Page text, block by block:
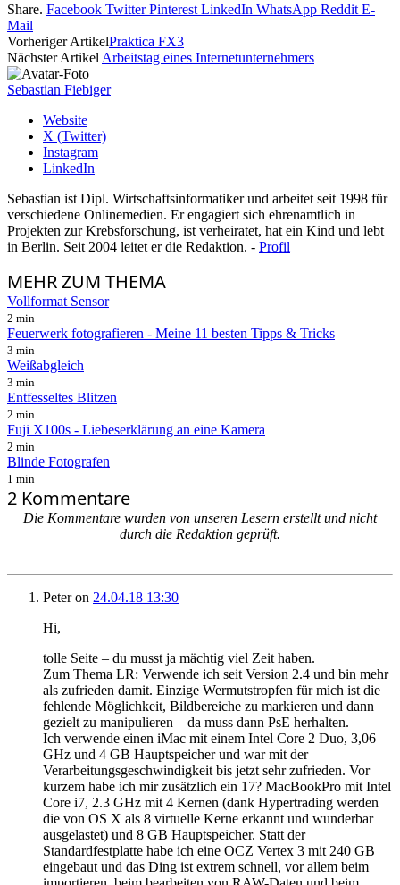
Share. Facebook Twitter Pinterest LinkedIn WhatsApp Reddit E-
Mail
Vorheriger ArtikelPraktica FX3
Nächster Artikel Arbeitstag eines Internetunternehmers
Sebastian Fiebiger
Website
X (Twitter)
Instagram
LinkedIn
Sebastian ist Dipl. Wirtschaftsinformatiker und arbeitet seit 1998 für
verschiedene Onlinemedien. Er engagiert sich ehrenamtlich in
Projekten zur Krebsforschung, ist verheiratet, hat ein Kind und lebt
in Berlin. Seit 2004 leitet er die Redaktion. - Profil
MEHRZUM THEMA
Vollformat Sensor
2 min
Feuerwerk fotografieren - Meine 11 besten Tipps & Tricks
3 min
Weißabgleich
3 min
Entfesseltes Blitzen
2 min
Fuji X100s - Liebeserklärung an eine Kamera
2 min
Blinde Fotografen
1 min
2 Kommentare
Die Kommentare wurden von unseren Lesern erstellt und nicht
durch die Redaktion geprüft.
Peteron 24.04.18 13:30
Hi,
tolle Seite – du musst ja mächtig viel Zeit haben.
Zum Thema LR: Verwende ich seit Version 2.4 und bin mehr
als zufrieden damit. Einzige Wermutstropfen für mich ist die
fehlende Möglichkeit, Bildbereiche zu markieren und dann
gezielt zu manipulieren – da muss dann PsE herhalten.
Ich verwende einen iMac mit einem Intel Core 2 Duo, 3,06
GHz und 4 GB Hauptspeicher und war mit der
Verarbeitungsgeschwindigkeit bis jetzt sehr zufrieden. Vor
kurzem habe ich mir zusätzlich ein 17? MacBookPro mit Intel
Core i7, 2.3 GHz mit 4 Kernen (dank Hypertrading werden
die von OS X als 8 virtuelle Kerne erkannt und wunderbar
ausgelastet) und 8 GB Hauptspeicher. Statt der
Standardfestplatte habe ich eine OCZ Vertex 3 mit 240 GB
eingebaut und das Ding ist extrem schnell, vor allem beim